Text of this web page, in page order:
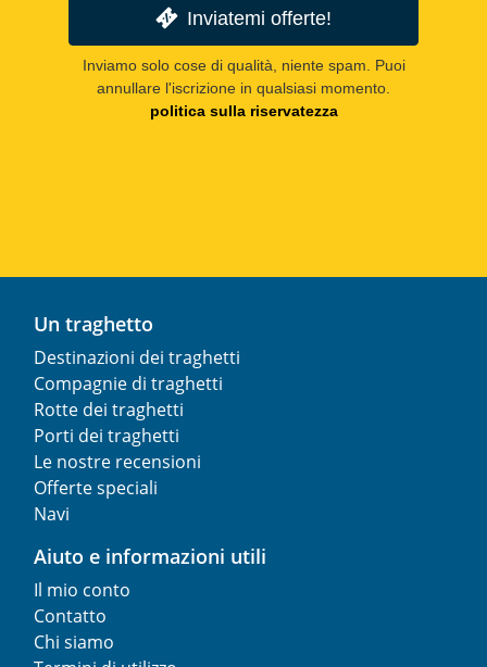
Inviatemi offerte!
Inviamo solo cose di qualità, niente spam. Puoi
annullare l'iscrizione in qualsiasi momento.
politica sulla riservatezza
Un traghetto
Destinazioni dei traghetti
Compagnie di traghetti
Rotte dei traghetti
Porti dei traghetti
Le nostre recensioni
Offerte speciali
Navi
Aiuto e informazioni utili
Il mio conto
Contatto
Chi siamo